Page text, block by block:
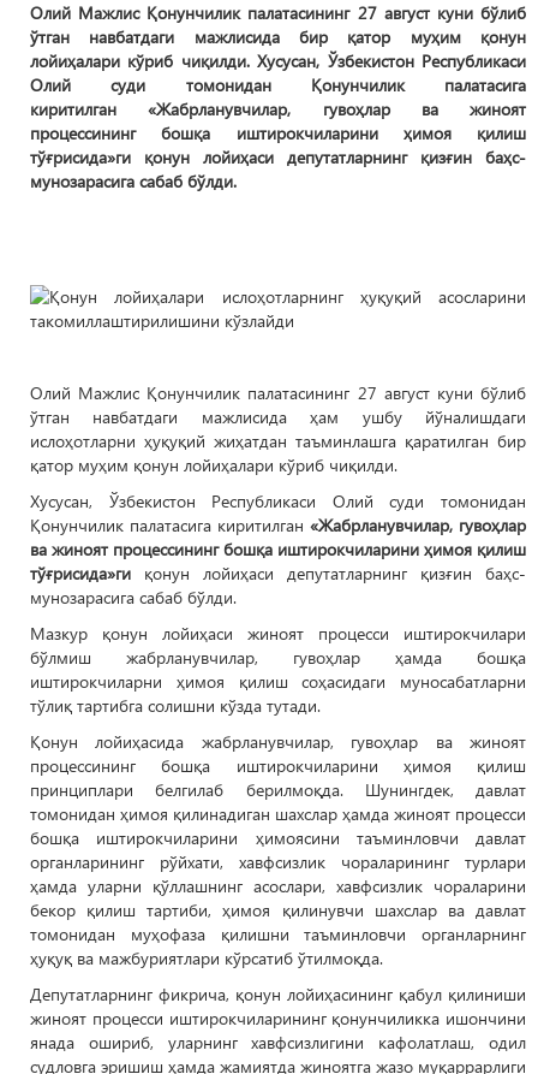
Олий Мажлис Қонунчилик палатасининг 27 август куни бўлиб
ўтган навбатдаги мажлисида бир қатор муҳим қонун
лойиҳалари кўриб чиқилди. Хусусан, Ўзбекистон Республикаси
Олий суди томонидан Қонунчилик палатасига
киритилган «Жабрланувчилар, гувоҳлар ва жиноят
процессининг бошқа иштирокчиларини ҳимоя қилиш
тўғрисида»ги қонун лойиҳаси депутатларнинг қизғин баҳс-
мунозарасига сабаб бўлди.
Олий Мажлис Қонунчилик палатасининг 27 август куни бўлиб
ўтган навбатдаги мажлисида ҳам ушбу йўналишдаги
ислоҳотларни ҳуқуқий жиҳатдан таъминлашга қаратилган бир
қатор муҳим қонун лойиҳалари кўриб чиқилди.
Хусусан, Ўзбекистон Республикаси Олий суди томонидан
Қонунчилик палатасига киритилган «Жабрланувчилар, гувоҳлар
ва жиноят процессининг бошқа иштирокчиларини ҳимоя қилиш
тўғрисида»ги қонун лойиҳаси депутатларнинг қизғин баҳс-
мунозарасига сабаб бўлди.
Мазкур қонун лойиҳаси жиноят процесси иштирокчилари
бўлмиш жабрланувчилар, гувоҳлар ҳамда бошқа
иштирокчиларни ҳимоя қилиш соҳасидаги муносабатларни
тўлиқ тартибга солишни кўзда тутади.
Қонун лойиҳасида жабрланувчилар, гувоҳлар ва жиноят
процессининг бошқа иштирокчиларини ҳимоя қилиш
принциплари белгилаб берилмоқда. Шунингдек, давлат
томонидан ҳимоя қилинадиган шахслар ҳамда жиноят процесси
бошқа иштирокчиларини ҳимоясини таъминловчи давлат
органларининг рўйхати, хавфсизлик чораларининг турлари
ҳамда уларни қўллашнинг асослари, хавфсизлик чораларини
бекор қилиш тартиби, ҳимоя қилинувчи шахслар ва давлат
томонидан муҳофаза қилишни таъминловчи органларнинг
ҳуқуқ ва мажбуриятлари кўрсатиб ўтилмоқда.
Депутатларнинг фикрича, қонун лойиҳасининг қабул қилиниши
жиноят процесси иштирокчиларининг қонунчиликка ишончини
янада ошириб, уларнинг хавфсизлигини кафолатлаш, одил
судловга эришиш ҳамда жамиятда жиноятга жазо муқаррарлиги